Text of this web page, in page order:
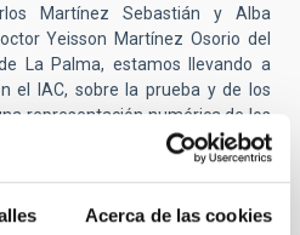
Acerca de las cookies
Martínez Sebastián y Alba
Yeisson Martínez Osorio del
La Palma, estamos llevando a
el IAC, sobre la prueba y de los
representación numérica de los
transiciones relacionadas)”.
un diagnóstico preciso del
de las estrellas masivas